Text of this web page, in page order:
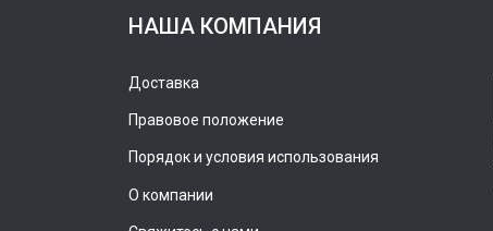
НАША КОМПАНИЯ
Доставка
Правовое положение
Порядок и условия использования
О компании